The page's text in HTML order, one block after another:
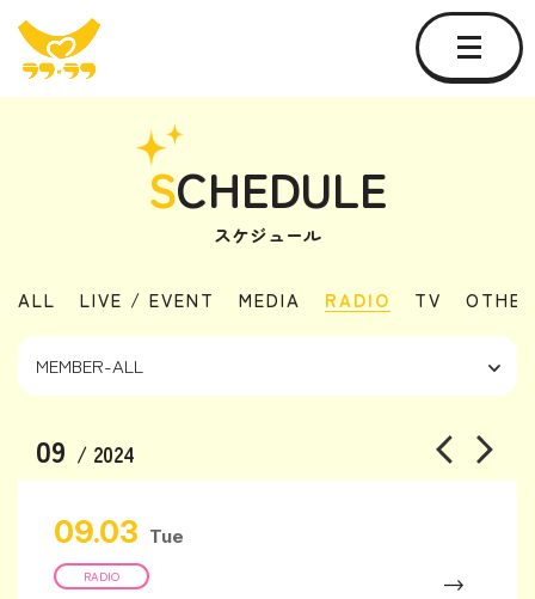
SCHEDULE
スケジュール
ALL LIVE / EVENT MEDIA RADIO TV OTHER
09 / 2024
09.03 Tue
RADIO